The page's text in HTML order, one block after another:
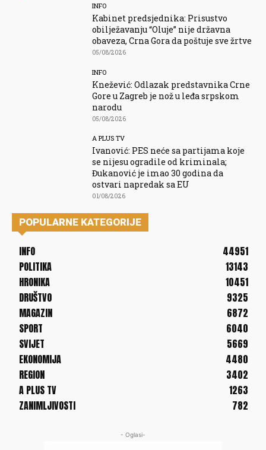
INFO
Kabinet predsjednika: Prisustvo
obilježavanju “Oluje” nije državna
obaveza, Crna Gora da poštuje sve žrtve
05/08/2026
INFO
Knežević: Odlazak predstavnika Crne
Gore u Zagreb je nož u leđa srpskom
narodu
05/08/2026
A PLUS TV
Ivanović: PES neće sa partijama koje
se nijesu ogradile od kriminala;
Đukanović je imao 30 godina da
ostvari napredak sa EU
01/08/2026
POPULARNE KATEGORIJE
INFO
44951
POLITIKA
13143
HRONIKA
10451
DRUŠTVO
9325
MAGAZIN
6872
SPORT
6040
SVIJET
5669
EKONOMIJA
4480
REGION
3402
A PLUS TV
1263
ZANIMLJIVOSTI
782
- Oglasi-